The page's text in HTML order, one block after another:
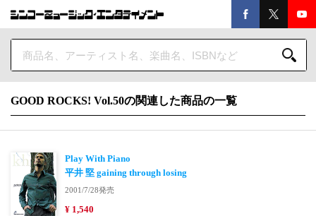
GOOD ROCKS! Vol.50の関連した商品の一覧
Play With Piano
平井 堅 gaining through losing
2001/7/28発売
¥ 1,540